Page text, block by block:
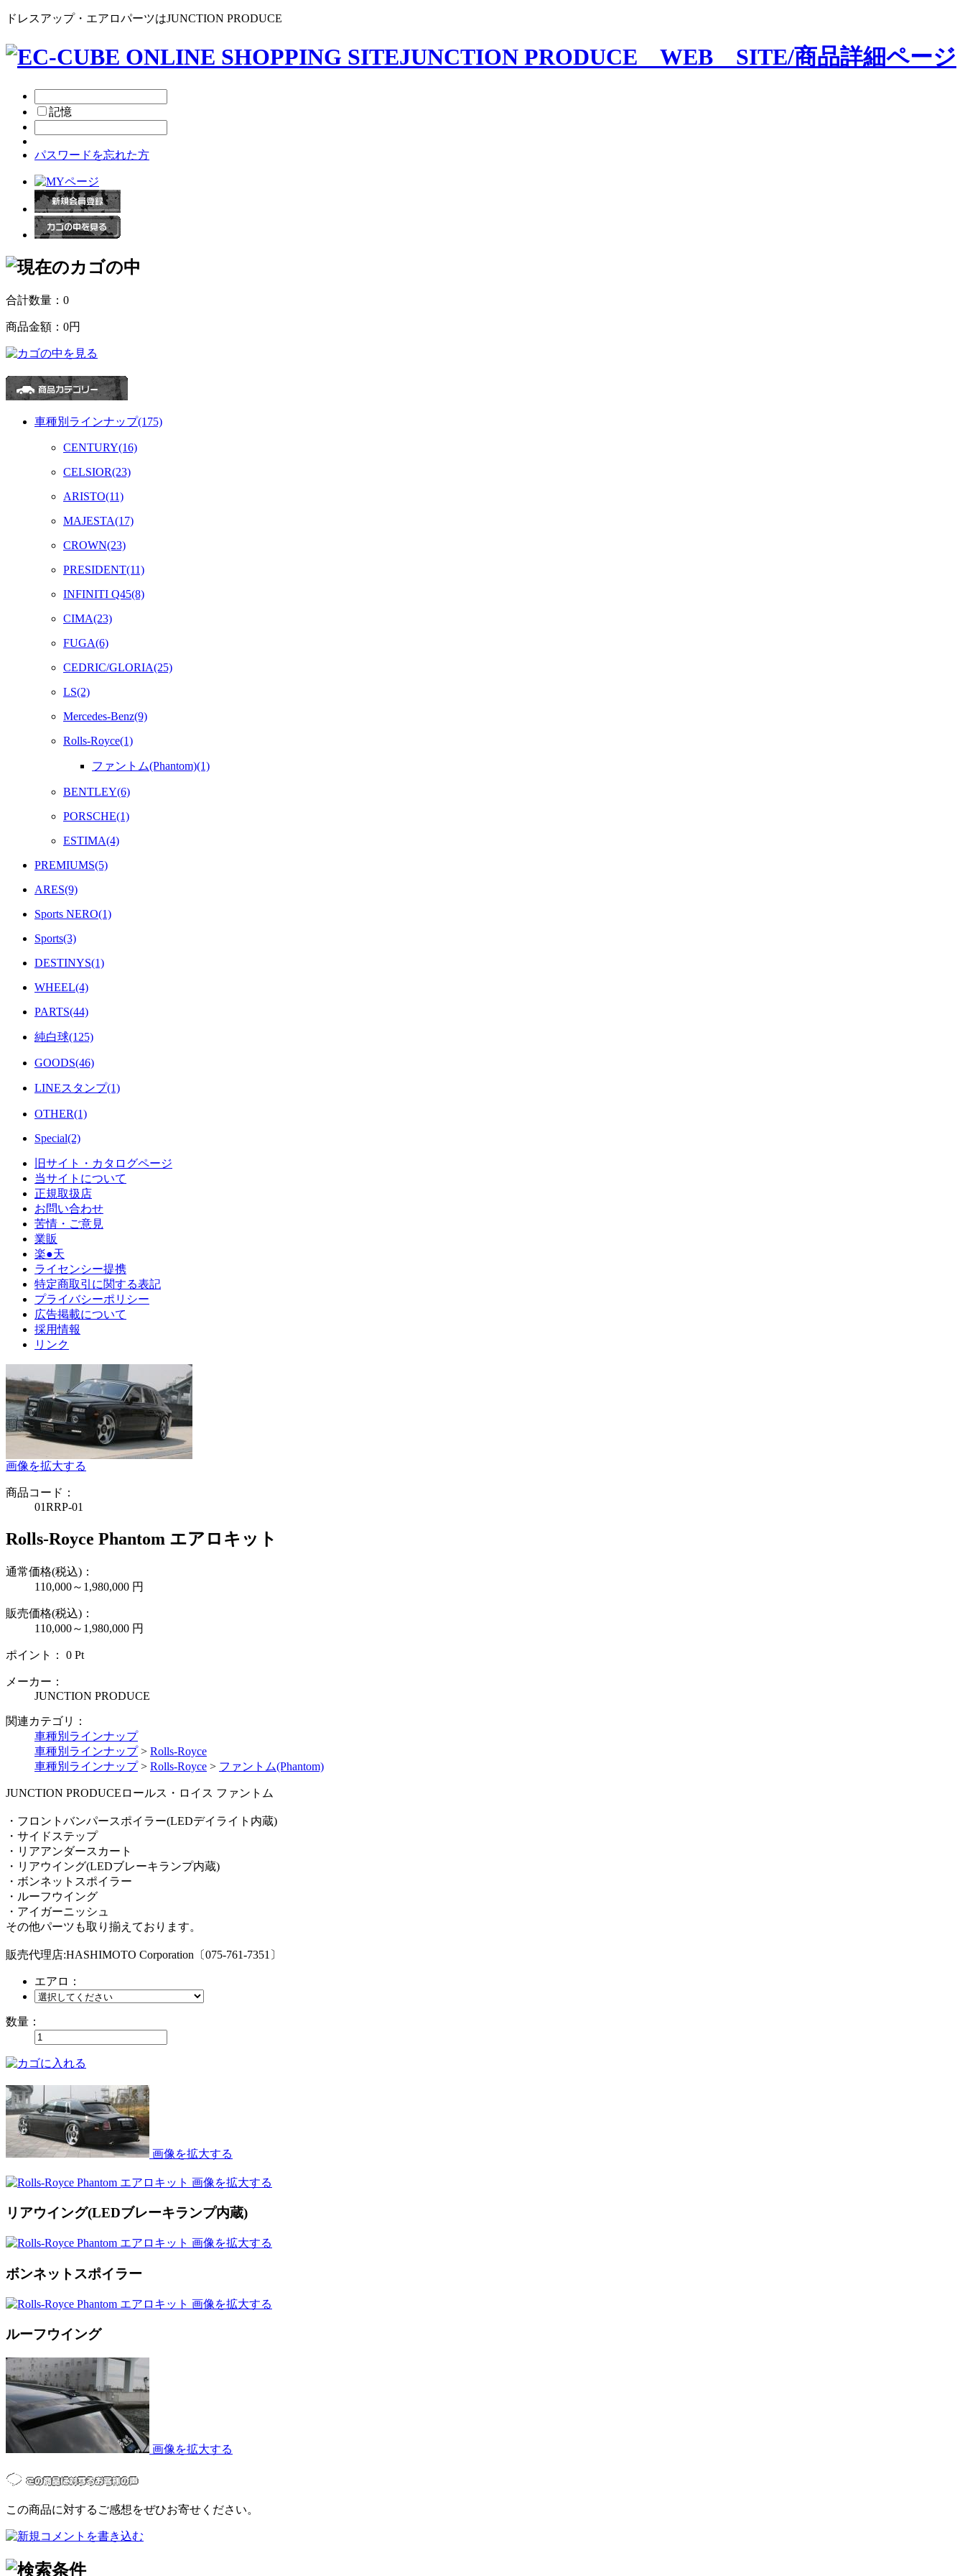
ドレスアップ・エアロパーツはJUNCTION PRODUCE
JUNCTION PRODUCE WEB SITE/商品詳細ページ
記憶
パスワードを忘れた方
合計数量： 0
商品金額： 0円
車種別ラインナップ(175)
CENTURY(16)
CELSIOR(23)
ARISTO(11)
MAJESTA(17)
CROWN(23)
PRESIDENT(11)
INFINITI Q45(8)
CIMA(23)
FUGA(6)
CEDRIC/GLORIA(25)
LS(2)
Mercedes-Benz(9)
Rolls-Royce(1)
ファントム(Phantom)(1)
BENTLEY(6)
PORSCHE(1)
ESTIMA(4)
PREMIUMS(5)
ARES(9)
Sports NERO(1)
Sports(3)
DESTINYS(1)
WHEEL(4)
PARTS(44)
純白球(125)
GOODS(46)
LINEスタンプ(1)
OTHER(1)
Special(2)
旧サイト・カタログページ
当サイトについて
正規取扱店
お問い合わせ
苦情・ご意見
業販
楽●天
ライセンシー提携
特定商取引に関する表記
プライバシーポリシー
広告掲載について
採用情報
リンク
画像を拡大する
商品コード：
01RRP-01
Rolls-Royce Phantom エアロキット
通常価格(税込)：
110,000～1,980,000 円
販売価格(税込)：
110,000～1,980,000 円
ポイント： 0 Pt
メーカー：
JUNCTION PRODUCE
関連カテゴリ：
車種別ラインナップ
車種別ラインナップ> Rolls-Royce
車種別ラインナップ> Rolls-Royce > ファントム(Phantom)
JUNCTION PRODUCEロールス・ロイス ファントム
・フロントバンパースポイラー(LEDデイライト内蔵)
・サイドステップ
・リアアンダースカート
・リアウイング(LEDブレーキランプ内蔵)
・ボンネットスポイラー
・ルーフウイング
・アイガーニッシュ
その他パーツも取り揃えております。
販売代理店:HASHIMOTO Corporation〔075-761-7351〕
エアロ：
数量：
画像を拡大する
画像を拡大する
リアウイング(LEDブレーキランプ内蔵)
画像を拡大する
ボンネットスポイラー
画像を拡大する
ルーフウイング
画像を拡大する
この商品に対するご感想をぜひお寄せください。